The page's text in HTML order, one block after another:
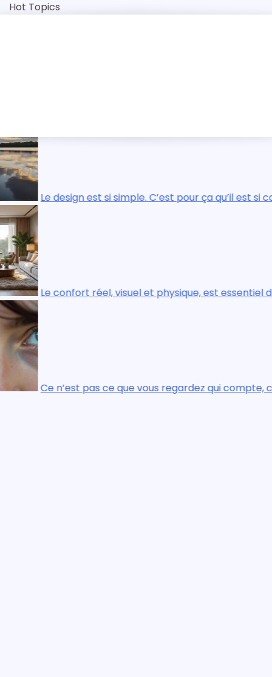
SkipHot Topics
C’est pour ça qu’il est si compliqué.
physique, est essentiel dans chaque pièce de la
regardez qui compte, c’est ce que vous voyez.